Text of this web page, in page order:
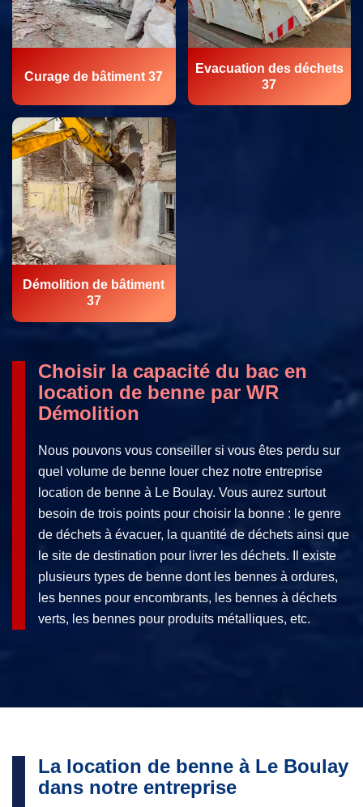
Curage de bâtiment 37
Evacuation des déchets
37
Démolition de bâtiment
37
Choisir la capacité du bac en
location de benne par WR
Démolition
Nous pouvons vous conseiller si vous êtes perdu sur
quel volume de benne louer chez notre entreprise
location de benne à Le Boulay. Vous aurez surtout
besoin de trois points pour choisir la bonne : le genre
de déchets à évacuer, la quantité de déchets ainsi que
le site de destination pour livrer les déchets. Il existe
plusieurs types de benne dont les bennes à ordures,
les bennes pour encombrants, les bennes à déchets
verts, les bennes pour produits métalliques, etc.
La location de benne à Le Boulay
dans notre entreprise